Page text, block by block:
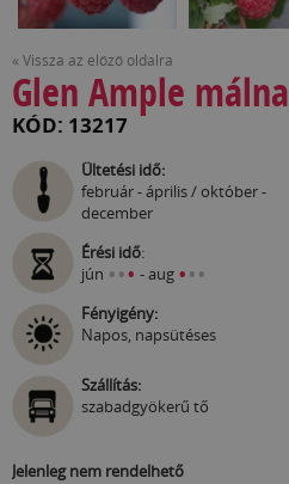
« Vissza az előző oldalra
Glen Ample málna
KÓD: 13217
Ültetési idő:
február - április / október -
december
Érési idő:
jún ••• - aug •••
Fényigény:
Napos, napsütéses
Szállítás:
szabadgyökerű tő
Jelenleg nem rendelhető